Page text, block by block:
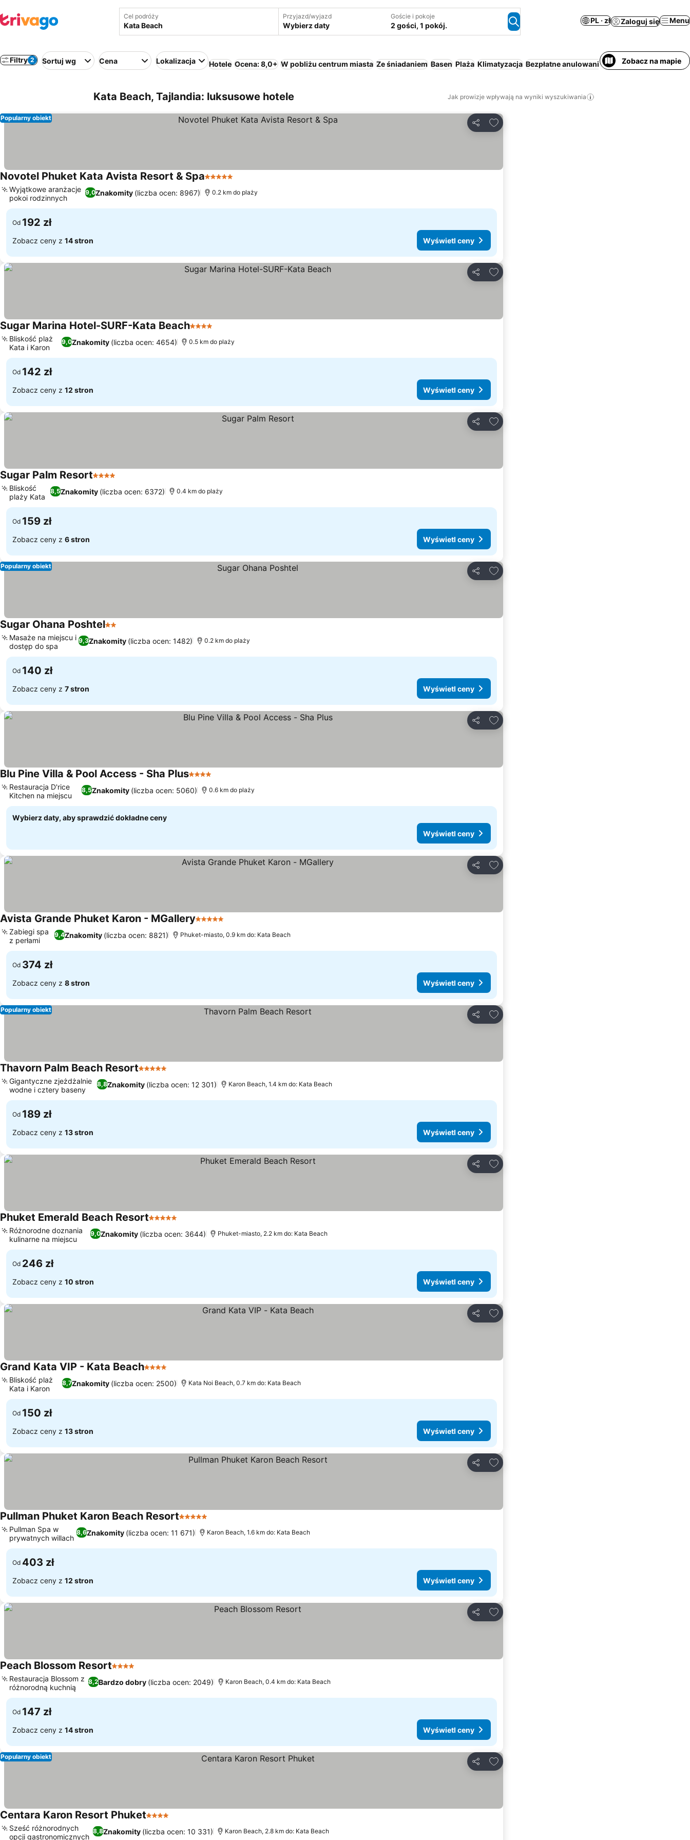
Cel podróży Przyjazd/wyjazd
Wybierz daty
Goście i pokoje
2 gości, 1 pokój.
PL · zł Zaloguj się Menu
Filtry 2 Sortuj wg Cena Lokalizacja Hotele Ocena: 8,0+ W pobliżu centrum miasta Ze śniadaniem Basen Plaża Klimatyzacja Bezpłatne anulowanie OśrodekZobacz na mapie
Kata Beach, Tajlandia: luksusowe hotele Jak prowizje wpływają na wyniki wyszukiwania
Udostępnij
Dodaj do ulubionych
Popularny obiekt
Novotel Phuket Kata Avista Resort & Spa5 Kategoria
9,0Znakomity (liczba ocen: 8967)
Wyjątkowe aranżacje
pokoi rodzinnych
0.2 km do plaży
Od 192 zł
Zobacz ceny z 14 stron Wyświetl ceny
Udostępnij
Dodaj do ulubionych
Sugar Marina Hotel-SURF-Kata Beach4 Kategoria
9,0Znakomity (liczba ocen: 4654)
Bliskość plaż
Kata i Karon
0.5 km do plaży
Od 142 zł
Zobacz ceny z 12 stron Wyświetl ceny
Udostępnij
Dodaj do ulubionych
Sugar Palm Resort4 Kategoria
8,5Znakomity (liczba ocen: 6372)
Bliskość
plaży Kata
0.4 km do plaży
Od 159 zł
Zobacz ceny z 6 stron Wyświetl ceny
Udostępnij
Dodaj do ulubionych
Popularny obiekt
Sugar Ohana Poshtel2 Kategoria
9,3Znakomity (liczba ocen: 1482)
Masaże na miejscu i
dostęp do spa
0.2 km do plaży
Od 140 zł
Zobacz ceny z 7 stron Wyświetl ceny
Udostępnij
Dodaj do ulubionych
Blu Pine Villa & Pool Access - Sha Plus4 Kategoria
8,5Znakomity (liczba ocen: 5060)
Restauracja D'rice
Kitchen na miejscu
0.6 km do plaży
Wybierz daty, aby sprawdzić dokładne ceny
Wyświetl ceny
Udostępnij
Dodaj do ulubionych
Avista Grande Phuket Karon - MGallery5 Kategoria
9,4Znakomity (liczba ocen: 8821)
Zabiegi spa
z perłami
Phuket-miasto, 0.9 km do: Kata Beach
Od 374 zł
Zobacz ceny z 8 stron Wyświetl ceny
Udostępnij
Dodaj do ulubionych
Popularny obiekt
Thavorn Palm Beach Resort5 Kategoria
8,8Znakomity (liczba ocen: 12 301)
Gigantyczne zjeżdżalnie
wodne i cztery baseny
Karon Beach, 1.4 km do: Kata Beach
Od 189 zł
Zobacz ceny z 13 stron Wyświetl ceny
Udostępnij
Dodaj do ulubionych
Phuket Emerald Beach Resort5 Kategoria
9,0Znakomity (liczba ocen: 3644)
Różnorodne doznania
kulinarne na miejscu
Phuket-miasto, 2.2 km do: Kata Beach
Od 246 zł
Zobacz ceny z 10 stron Wyświetl ceny
Udostępnij
Dodaj do ulubionych
Grand Kata VIP - Kata Beach4 Kategoria
8,7Znakomity (liczba ocen: 2500)
Bliskość plaż
Kata i Karon
Kata Noi Beach, 0.7 km do: Kata Beach
Od 150 zł
Zobacz ceny z 13 stron Wyświetl ceny
Udostępnij
Dodaj do ulubionych
Pullman Phuket Karon Beach Resort5 Kategoria
8,6Znakomity (liczba ocen: 11 671)
Pullman Spa w
prywatnych willach
Karon Beach, 1.6 km do: Kata Beach
Od 403 zł
Zobacz ceny z 12 stron Wyświetl ceny
Udostępnij
Dodaj do ulubionych
Peach Blossom Resort4 Kategoria
8,2Bardzo dobry (liczba ocen: 2049)
Restauracja Blossom z
różnorodną kuchnią
Karon Beach, 0.4 km do: Kata Beach
Od 147 zł
Zobacz ceny z 14 stron Wyświetl ceny
Udostępnij
Dodaj do ulubionych
Popularny obiekt
Centara Karon Resort Phuket4 Kategoria
8,8Znakomity (liczba ocen: 10 331)
Sześć różnorodnych
opcji gastronomicznych
Karon Beach, 2.8 km do: Kata Beach